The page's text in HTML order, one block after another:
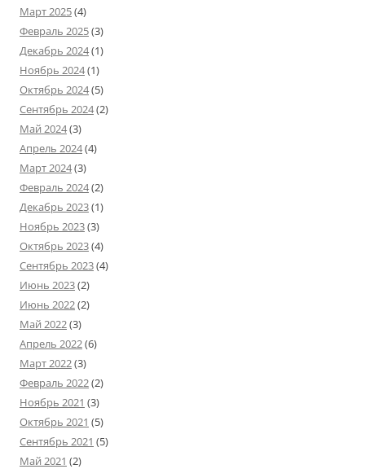
Март 2025(4)
Февраль 2025(3)
Декабрь 2024(1)
Ноябрь 2024(1)
Октябрь 2024(5)
Сентябрь 2024(2)
Май 2024(3)
Апрель 2024(4)
Март 2024(3)
Февраль 2024(2)
Декабрь 2023(1)
Ноябрь 2023(3)
Октябрь 2023(4)
Сентябрь 2023(4)
Июнь 2023(2)
Июнь 2022(2)
Май 2022(3)
Апрель 2022(6)
Март 2022(3)
Февраль 2022(2)
Ноябрь 2021 (3)
Октябрь 2021 (5)
Сентябрь 2021 (5)
Май 2021 (2)